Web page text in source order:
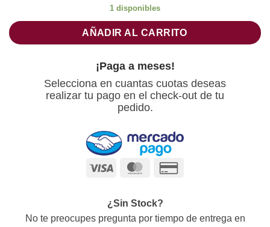
1 disponibles
AÑADIR AL CARRITO
¡Paga a meses!
Selecciona en cuantas cuotas deseas
realizar tu pago en el check-out de tu
pedido.
Visa MasterCard
¿Sin Stock?
No te preocupes pregunta por tiempo de entrega en